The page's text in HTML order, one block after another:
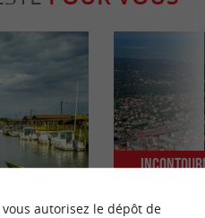
autorisez le dépôt de